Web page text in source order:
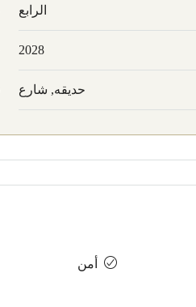
الرابع
2028
حديقه, شارع
أمن